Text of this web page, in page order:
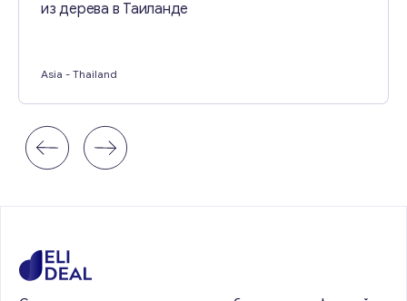
из дерева в Таиланде
Asia - Thailand